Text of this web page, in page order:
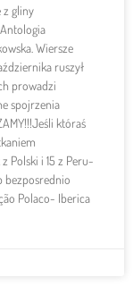
z gliny
Wiersze
ruszył
prowadzi
spojrzenia
któraś
Polski i 15 z Peru-
bezposrednio
Polaco- Iberica